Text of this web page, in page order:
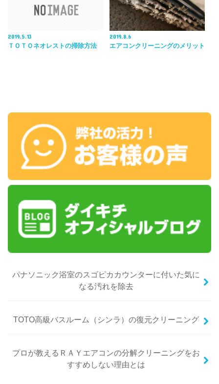
2019.5.13
ＴＯＴＯネオレストの掃除方法
2019.8.6
エアコンクリーニングのメリット
パナソニック浴室のスゴピカカウンターに付いた気に
なる汚れを除去
TOTO高級バスルーム（シンラ）の復元クリーニング
プロが教えるＲＡＹエアコンの分解クリーニングをお
すすめしない理由とは